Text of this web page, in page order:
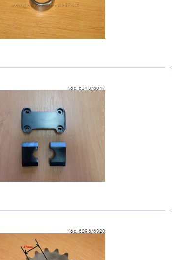
Kód: 6343/6047
Kód: 6296/6020